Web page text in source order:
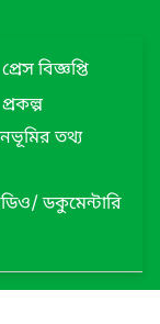
প্রেস বিজ্ঞপ্তি
প্রকল্প
তথ্য
ডকুমেন্টারি